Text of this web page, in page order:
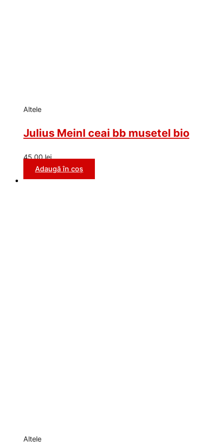
Altele
Julius Meinl ceai bb musetel bio
45,00lei
Adaugă în coș
Altele